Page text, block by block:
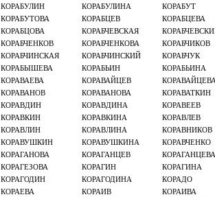
КОРАБУЛИН КОРАБУЛИНА
КОРАБУТ
КОРАБУТОВА КОРАБЦЕВ
КОРАБЦЕВА
КОРАБЦОВА КОРАБЧЕВСКАЯ
КОРАБЧЕНКОВ КОРАБЧЕНКОВА
КОРАБЧИКОВ
КОРАБЧИНСКАЯ КОРАБЧИНСКИЙ
КОРАБЧУК
КОРАБЫШЕВА КОРАБЬИН
КОРАБЬИНА
КОРАВАЕВА КОРАВАЙЦЕВ
КОРАВАНОВ КОРАВАНОВА
КОРАВАТКИН
КОРАВДИН КОРАВДИНА
КОРАВЕЕВ
КОРАВКИН КОРАВКИНА
КОРАВЛЕВ
КОРАВЛИН КОРАВЛИНА
КОРАВНИКОВ
КОРАВУШКИН КОРАВУШКИНА
КОРАВЧЕНКО
КОРАГАНОВА КОРАГАНЦЕВ
КОРАГАНЦЕВА
КОРАГЕЗОВА КОРАГИН
КОРАГИНА
КОРАГОДИН КОРАГОДИНА
КОРАДО
КОРАЕВА КОРАИВ
КОРАИВА